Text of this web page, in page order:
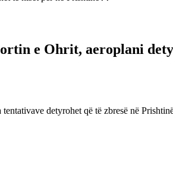
e Ohrit, aeroplani
detyrohet që të zbresë në